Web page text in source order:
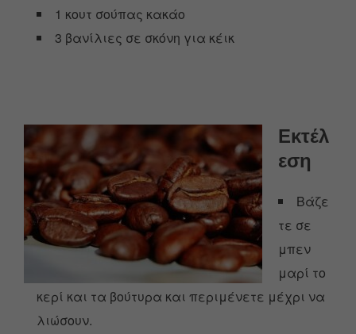
1 κουτ σούπας κακάο
3 βανίλιες σε σκόνη για κέικ
Εκτέλ
εση
Βάζε
τε σε
μπεν
μαρί το
κερί και τα βούτυρα και περιμένετε μέχρι να
λιώσουν.